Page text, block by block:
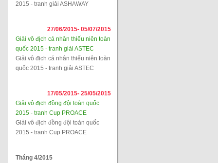
2015 - tranh giải ASHAWAY
27/06/2015- 05/07/2015
Giải vô địch cá nhân thiếu niên toàn
quốc 2015 - tranh giải ASTEC
Giải vô địch cá nhân thiếu niên toàn
quốc 2015 - tranh giải ASTEC
17/05/2015- 25/05/2015
Giải vô địch đồng đội toàn quốc
2015 - tranh Cup PROACE
Giải vô địch đồng đội toàn quốc
2015 - tranh Cup PROACE
Tháng 4/2015